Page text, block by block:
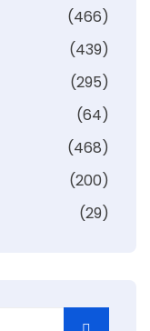
(466)
(439)
(295)
(64)
(468)
(200)
(29)